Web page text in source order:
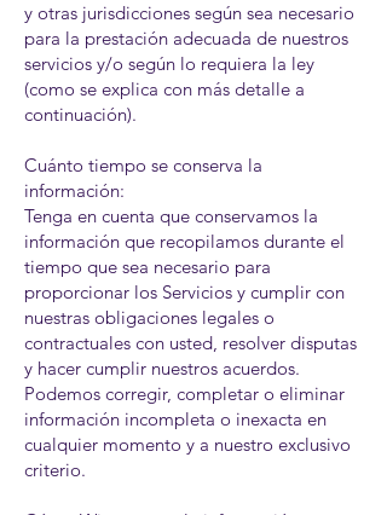
y otras jurisdicciones según sea necesario
para la prestación adecuada de nuestros
servicios y/o según lo requiera la ley
(como se explica con más detalle a
continuación).
Cuánto tiempo se conserva la
información:
Tenga en cuenta que conservamos la
información que recopilamos durante el
tiempo que sea necesario para
proporcionar los Servicios y cumplir con
nuestras obligaciones legales o
contractuales con usted, resolver disputas
y hacer cumplir nuestros acuerdos.
Podemos corregir, completar o eliminar
información incompleta o inexacta en
cualquier momento y a nuestro exclusivo
criterio.